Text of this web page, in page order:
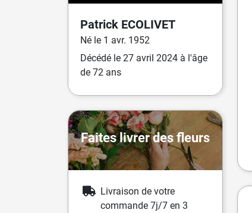
Patrick ECOLIVET
Né le 1 avr. 1952
Décédé le 27 avril 2024 à l'âge
de 72 ans
Faites livrer des fleurs
Livraison de votre
commande 7j/7 en 3